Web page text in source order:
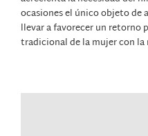
ocasiones el único objeto de
llevar a favorecer un retorno
tradicional de la mujer con la